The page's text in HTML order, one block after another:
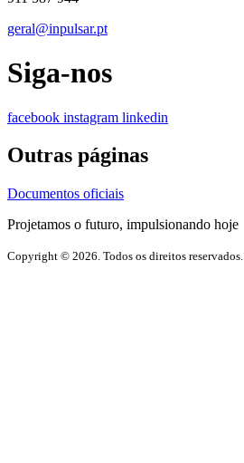
geral@inpulsar.pt
Siga-nos
facebook instagram linkedin
Outras páginas
Documentos oficiais
Projetamos o futuro, impulsionando hoje
Copyright © 2026. Todos os direitos reservados.